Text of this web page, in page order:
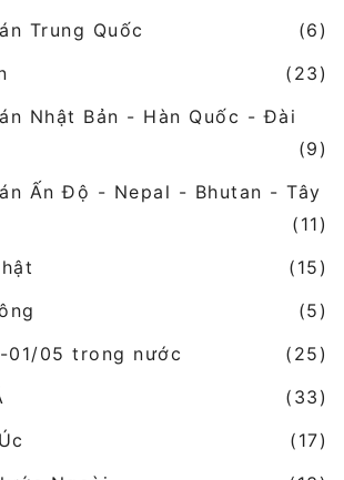
Trung Quốc
(6)
(23)
Nhật Bản - Hàn Quốc - Đài
(9)
Ấn Độ - Nepal - Bhutan - Tây
(11)
(15)
(5)
05 trong nước
(25)
(33)
(17)